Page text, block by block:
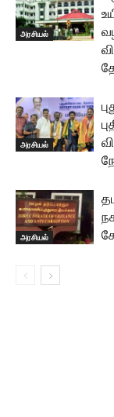
அரசியல்
அரசியல்
அரசியல்